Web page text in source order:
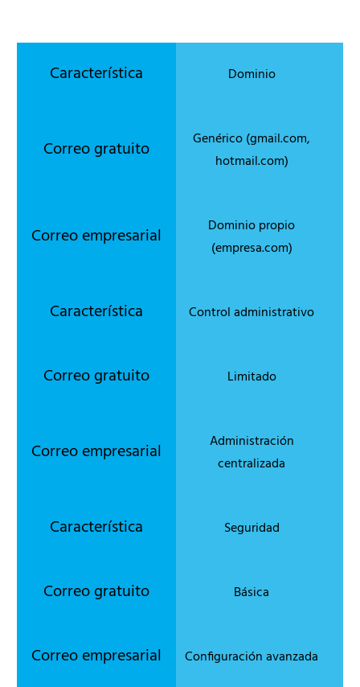
Dominio
Genérico (gmail.com,
hotmail.com)
Dominio propio
(empresa.com)
Control administrativo
Limitado
Administración
centralizada
Seguridad
Básica
Configuración avanzada